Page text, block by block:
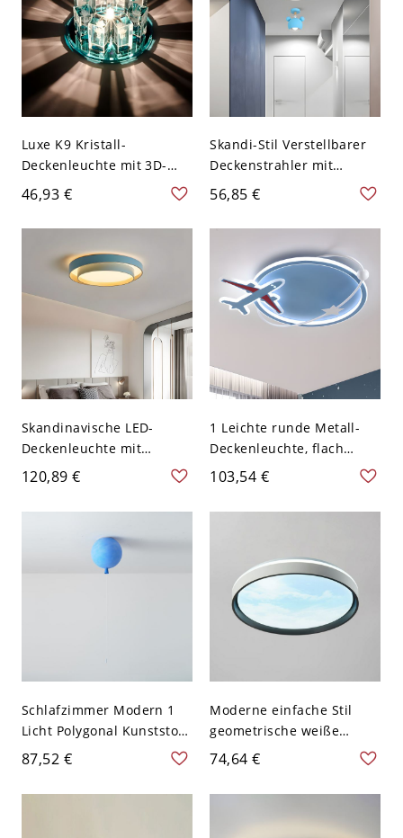
Luxe K9 Kristall-
Deckenleuchte mit 3D-
Rosengravur - Blau 110V-
120V
46,93 €
Skandi-Stil Verstellbarer
Deckenstrahler mit
Naturholzakzenten &
Verspielter Silhouette -
110V-120V Blau
56,85 €
Skandinavische LED-
Deckenleuchte mit
Doppelring, dimmbare
Schichtleuchte - Blau
110V-120V 40,64 cm
120,89 €
1 Leichte runde Metall-
Deckenleuchte, flach
montiert und fest
verdrahtet im Kinderstil -
Blau 110V-120V Weißlicht
103,54 €
Schlafzimmer Modern 1
Licht Polygonal Kunststoff
Deckenleuchte für
LED/Glühlampe/Leuchtsto
fflampe, mit Polymer-
87,52 €
Moderne einfache Stil
geometrische weiße
Legierung flach montierte
Deckenwandleuchte für
den Wohnbereich, direkt
74,64 €